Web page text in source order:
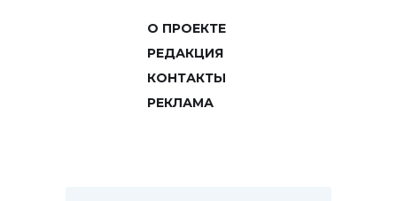
О ПРОЕКТЕ
РЕДАКЦИЯ
КОНТАКТЫ
РЕКЛАМА